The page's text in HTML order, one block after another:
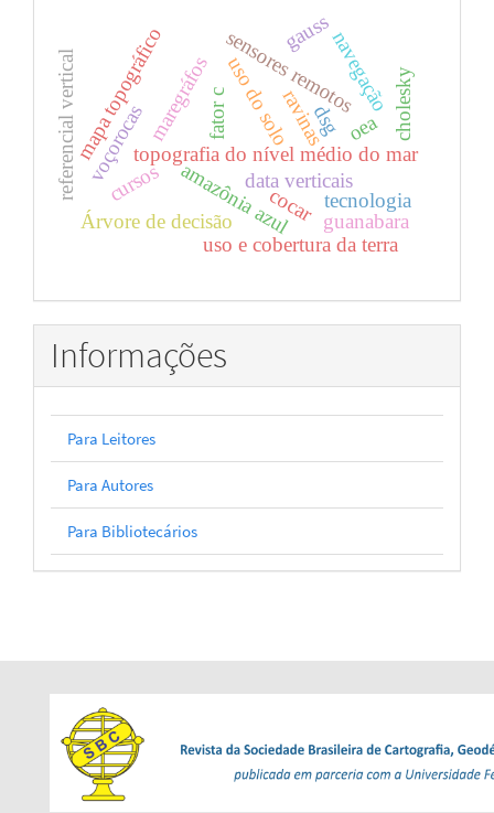
data verticais
topografia do nível médio do mar
amazônia azul
voçorocas ravinas
uso do solo
Árvore de decisão
mapa topográfico
uso e cobertura da terra
referencial vertical maregráfossensores remotosnavegação
cocar
dsg
fator c
gauss
cholesky
tecnologia
oea
cursos
guanabara
Informações
Para Leitores
Para Autores
Para Bibliotecários